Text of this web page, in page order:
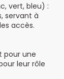
vert, bleu) :
servant à
accès.
pour une
leur rôle